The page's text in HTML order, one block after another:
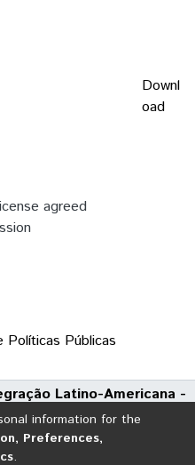
agreed
Downl
oad
Políticas Públicas
Latino-Americana -
1000 - Polo Universitário
Iguaçu - Paraná
information for the
Preferences,
.